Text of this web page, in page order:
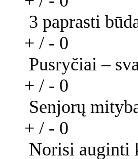
3 paprasti
+ / - 0
Pusryčiai –
+ / - 0
Senjorų
+ / - 0
Norisi auginti